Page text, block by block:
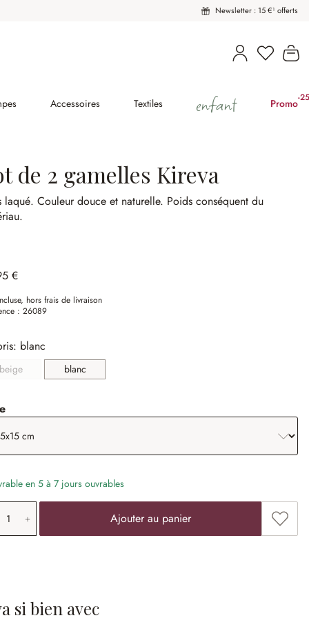
Newsletter : 15 €¹ offerts
Accessoires Textiles enfant Promo-
de 2 gamelles Kireva
laqué.Couleur douce et naturelle. Poids conséquent du
€
hors frais de livraison
:26089
blanc
(Cette option n'est pas disponible actuellement.)
blanc
sélectionner
en 5 à 7 jours ouvrables
de produit: saisissez la valeur
Ajouter au panier
si bien avec